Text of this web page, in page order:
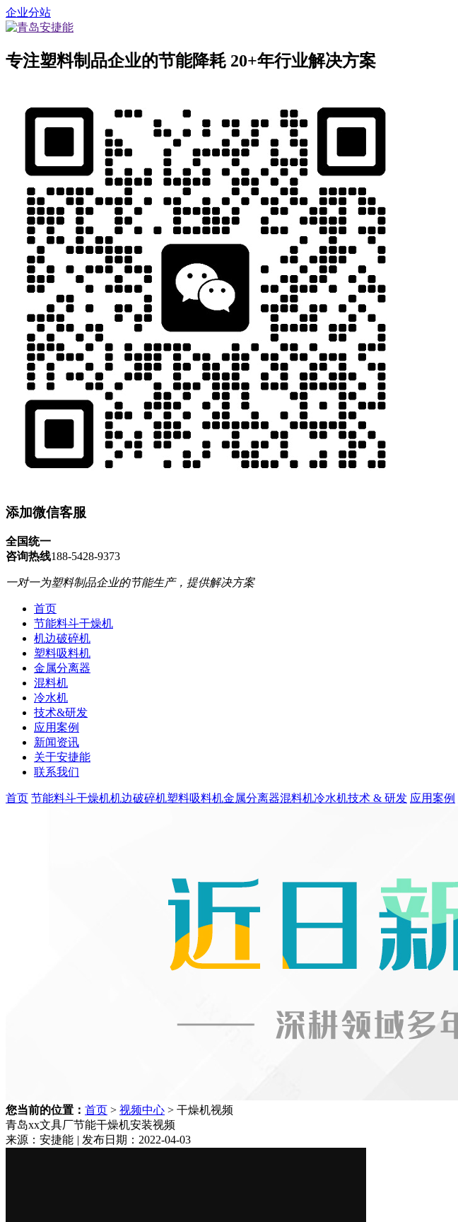
企业分站
专注塑料制品企业的节能降耗 20+年行业解决方案
添加微信客服
全国统一
咨询热线188-5428-9373
一对一为塑料制品企业的节能生产，提供解决方案
首页
节能料斗干燥机
机边破碎机
塑料吸料机
金属分离器
混料机
冷水机
技术&研发
应用案例
新闻资讯
关于安捷能
联系我们
首页 节能料斗干燥机机边破碎机塑料吸料机金属分离器混料机冷水机技术 & 研发 应用案例
您当前的位置： 首页 > 视频中心 > 干燥机视频
青岛xx文具厂节能干燥机安装视频
来源：安捷能 | 发布日期：2022-04-03